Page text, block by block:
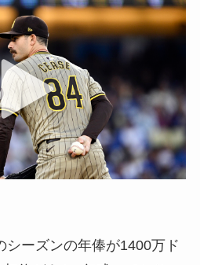
シーズンの年俸が1400万ド